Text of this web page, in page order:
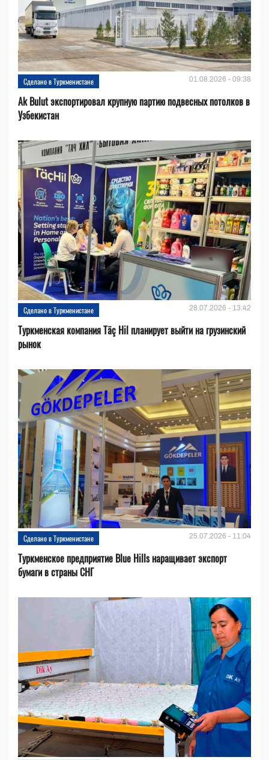
Сделано в Туркменистане 01.08.2026 - 09:38
Ak Bulut экспортировал крупную партию подвесных потолков в
Узбекистан
Сделано в Туркменистане 28.07.2026 - 13:42
Туркменская компания Täç Hil планирует выйти на грузинский
рынок
Сделано в Туркменистане 25.07.2026 - 11:04
Туркменское предприятие Blue Hills наращивает экспорт
бумаги в страны СНГ